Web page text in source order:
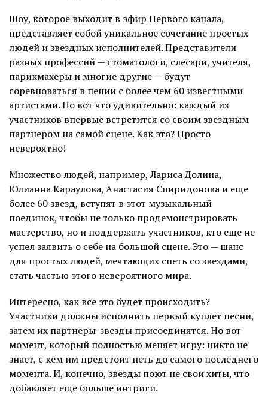
Шоу, которое выходит в эфир Первого канала,
представляет собой уникальное сочетание простых
людей и звездных исполнителей. Представители
разных профессий — стоматологи, слесари, учителя,
парикмахеры и многие другие — будут
соревноваться в пении с более чем 60 известными
артистами. Но вот что удивительно: каждый из
участников впервые встретится со своим звездным
партнером на самой сцене. Как это? Просто
невероятно!
Множество людей, например, Лариса Долина,
Юлианна Караулова, Анастасия Спиридонова и еще
более 60 звезд, вступят в этот музыкальный
поединок, чтобы не только продемонстрировать
мастерство, но и поддержать участников, кто еще не
успел заявить о себе на большой сцене. Это — шанс
для простых людей, мечтающих спеть со звездами,
стать частью этого невероятного мира.
Интересно, как все это будет происходить?
Участники должны исполнить первый куплет песни,
затем их партнеры-звезды присоединятся. Но вот
момент, который полностью меняет игру: никто не
знает, с кем им предстоит петь до самого последнего
момента. И, конечно, звезды поют не свои хиты, что
добавляет еще больше интриги.